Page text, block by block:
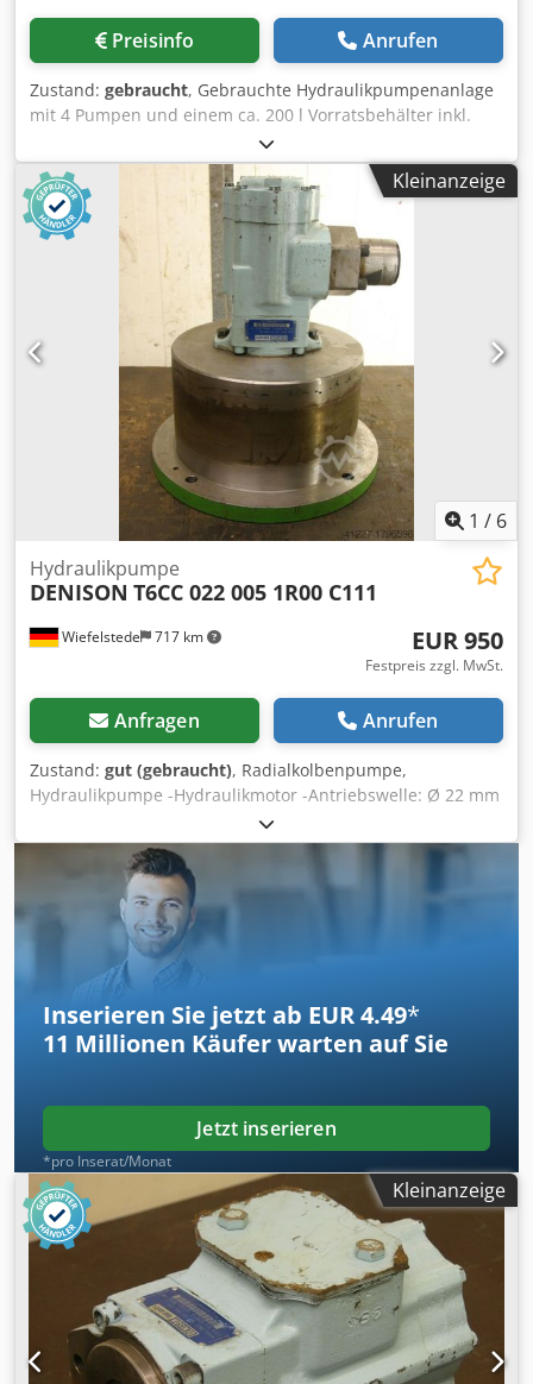
Preisinfo Anrufen
Zustand: gebraucht, Gebrauchte Hydraulikpumpenanlage
mit 4 Pumpen und einem ca. 200 l Vorratsbehälter inkl.
Auffangwanne Dedpjzi Sn Asfx Ac Newa
Kleinanzeige
1 / 6
Wiefelstede 717 km
Hydraulikpumpe
DENISON T6CC 022 005 1R00 C111
EUR 950
Festpreis zzgl. MwSt.
Anfragen Anrufen
Zustand: gut (gebraucht), Radialkolbenpumpe,
Hydraulikpumpe -Hydraulikmotor -Antriebswelle: Ø 22 mm
-Motorglocke -Kupplung: Ø 200 mm Dedpfxjb A Ityo Ac
Njwa -Gewicht: 90 kg
Inserieren Sie jetzt ab EUR 4.49*
11 Millionen Käufer warten auf Sie
Jetzt inserieren
*pro Inserat/Monat
Kleinanzeige